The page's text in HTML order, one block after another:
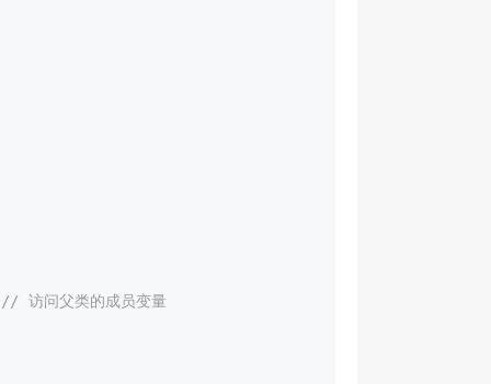
// 访问父类的成员变量